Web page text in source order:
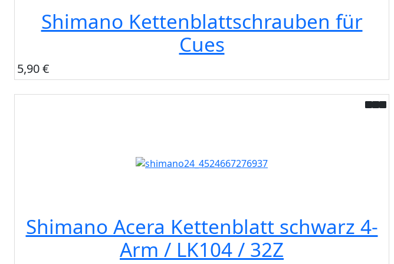
Shimano Kettenblattschrauben für
Cues
5,90 €
Shimano Acera Kettenblatt schwarz 4-
Arm / LK104 / 32Z